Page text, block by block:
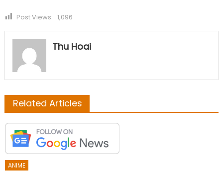
Post Views: 1,096
Thu Hoai
Related Articles
ANIME